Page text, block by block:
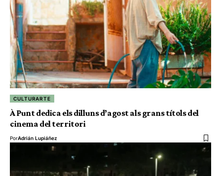
CULTURARTE
À Punt dedica els dilluns d’agost als grans títols del
cinema del territori
PorAdrián Lupiáñez